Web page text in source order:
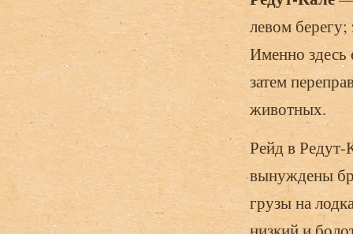
левом
Именно здесь
затем
животных.
Рейд в
вынуждены
грузы на